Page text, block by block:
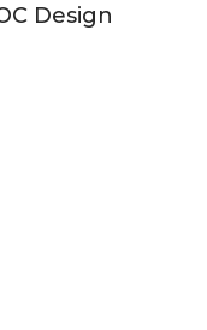
Design